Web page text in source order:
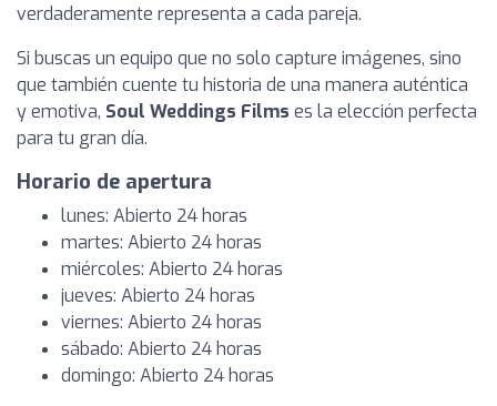
verdaderamente representa a cada pareja.
Si buscas un equipo que no solo capture imágenes, sino
que también cuente tu historia de una manera auténtica
y emotiva, Soul Weddings Films es la elección perfecta
para tu gran día.
Horario de apertura
lunes: Abierto 24 horas
martes: Abierto 24 horas
miércoles: Abierto 24 horas
jueves: Abierto 24 horas
viernes: Abierto 24 horas
sábado: Abierto 24 horas
domingo: Abierto 24 horas